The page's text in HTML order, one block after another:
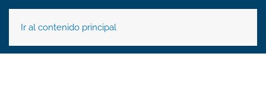
Ir al contenido principal